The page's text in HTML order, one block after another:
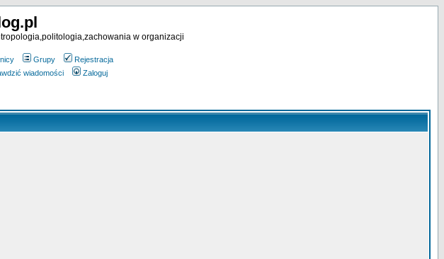
w organizacji
Grupy
Rejestracja
wiadomości Zaloguj